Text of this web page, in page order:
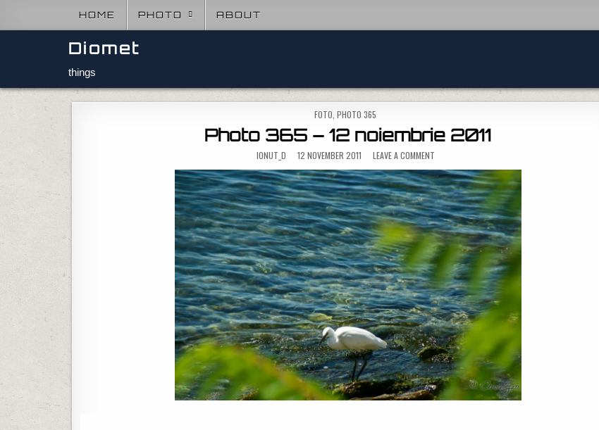
HOME PHOTO ABOUT
Diomet
things
POSTED IN
FOTO ,PHOTO 365
Photo 365 – 12 noiembrie 2011
IONUT_D 12 NOVEMBER 2011 LEAVE A COMMENTON PHOTO 365 – 12 NOIEMBRIE 2011